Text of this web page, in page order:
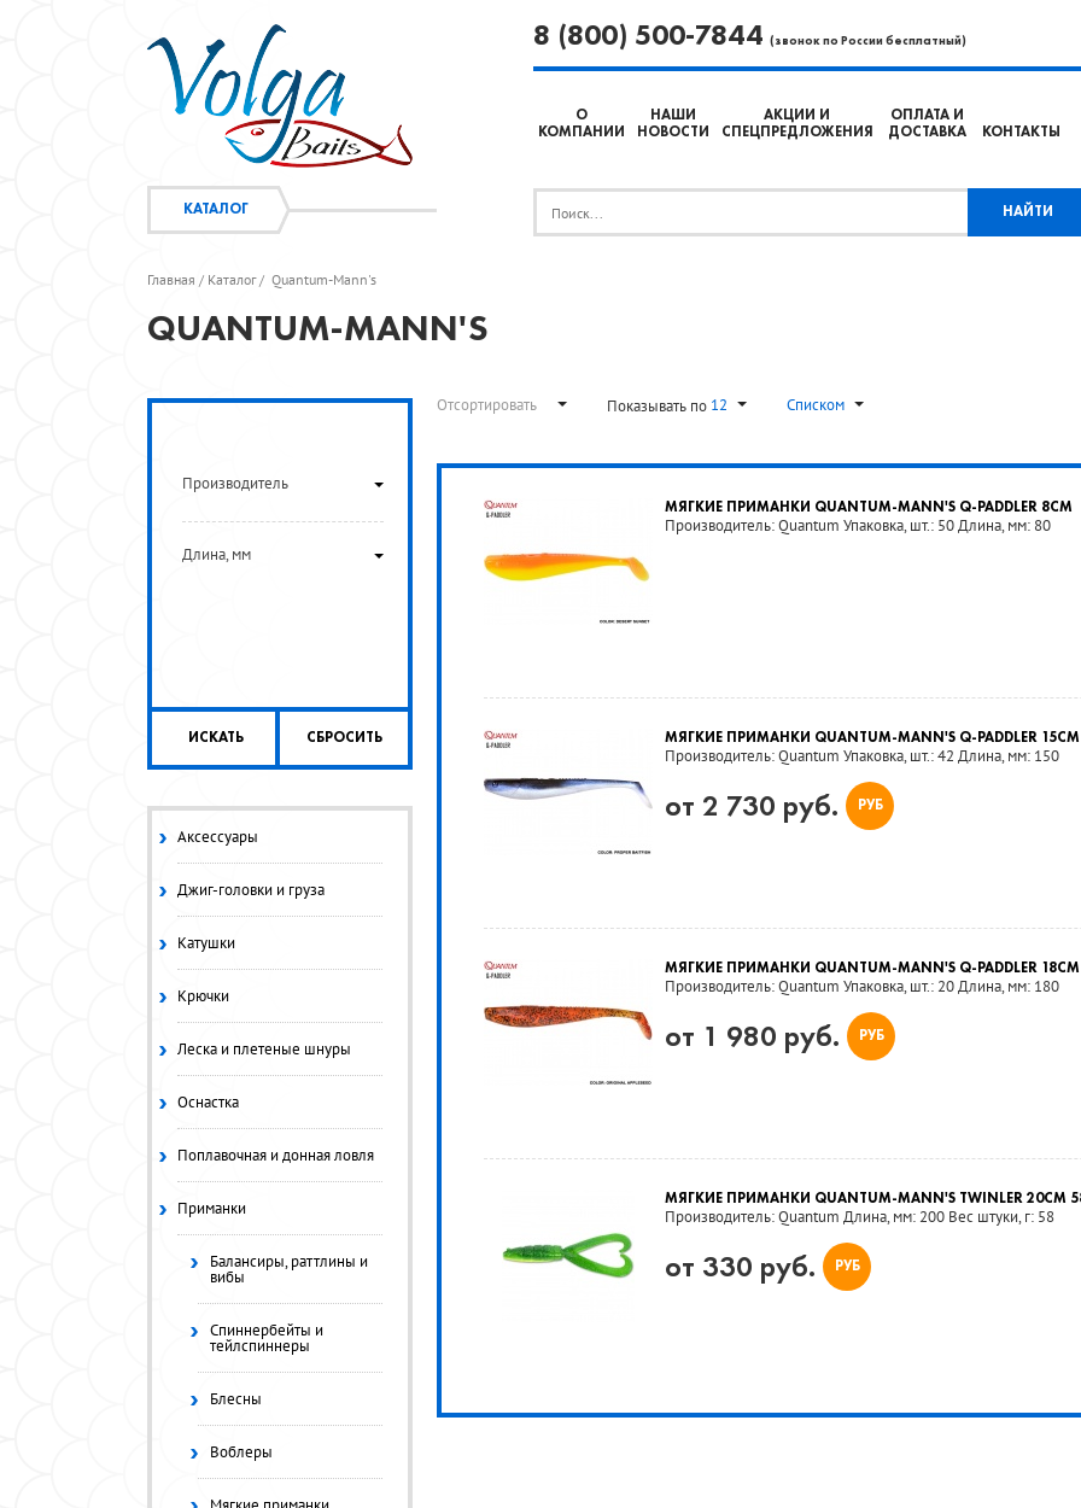
КАТАЛОГ
8 (800) 500-7844 (звонок по России бесплатный)
О
КОМПАНИИ
НАШИ
НОВОСТИ
АКЦИИ И
СПЕЦПРЕДЛОЖЕНИЯ
ОПЛАТА И
ДОСТАВКА
КОНТАКТЫ
Главная / Каталог / Quantum-Mann's
QUANTUM-MANN'S
Отсортировать Показывать по 12 Списком
МЯГКИЕ ПРИМАНКИ QUANTUM-MANN'S Q-PADDLER 8CM
Производитель: Quantum Упаковка, шт.: 50 Длина, мм: 80
МЯГКИЕ ПРИМАНКИ QUANTUM-MANN'S Q-PADDLER 15CM
Производитель: Quantum Упаковка, шт.: 42 Длина, мм: 150
от 2 730 руб. РУБ
МЯГКИЕ ПРИМАНКИ QUANTUM-MANN'S Q-PADDLER 18CM
Производитель: Quantum Упаковка, шт.: 20 Длина, мм: 180
от 1 980 руб. РУБ
МЯГКИЕ ПРИМАНКИ QUANTUM-MANN'S TWINLER 20CM
Производитель: Quantum Длина, мм: 200 Вес штуки, г: 58
от 330 руб. РУБ
Производитель
Длина, мм
ИСКАТЬ СБРОСИТЬ
Аксессуары
Джиг-головки и груза
Катушки
Крючки
Леска и плетеные шнуры
Оснастка
Поплавочная и донная ловля
Приманки
Балансиры, раттлины и
вибы
Спиннербейты и
тейлспиннеры
Блесны
Воблеры